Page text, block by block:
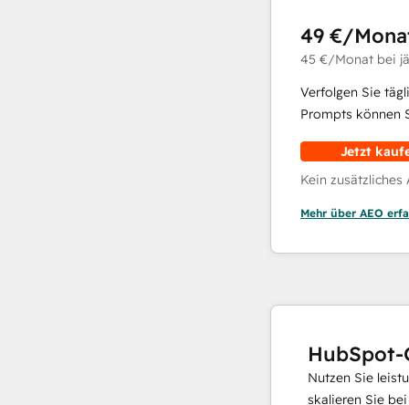
49 €/
45 €/Monat bei
Verfolgen Sie
Prompts können
Jetzt
Kein
Mehr über AEO
HubSpot-
Nutzen Sie
skalieren Sie